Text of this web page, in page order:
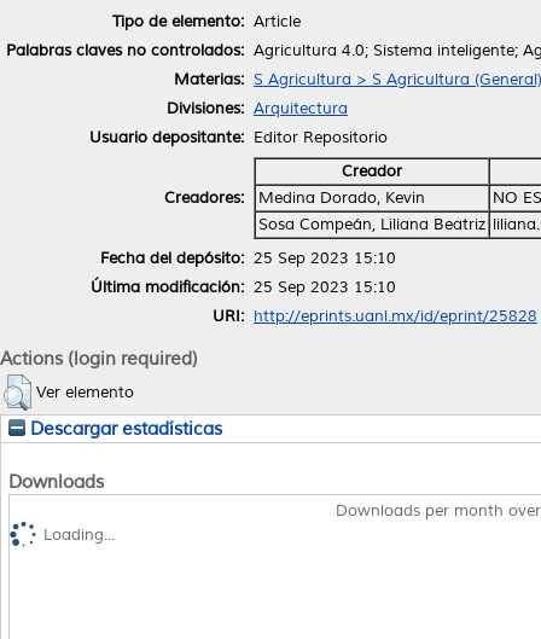
Tipo de elemento: Article
Palabras claves no controlados: Agricultura 4.0; Sistema inteligente;
Materias: S Agricultura > S Agricultura (General)
Divisiones: Arquitectura
Usuario depositante: Editor Repositorio
Creadores:
Creador
Medina Dorado, Kevin
NO
Sosa Compeán, Liliana Beatriz
Fecha del depósito: 25 Sep 2023 15:10
Última modificación: 25 Sep 2023 15:10
URI: http://eprints.uanl.mx/id/eprint/25828
Actions (login required)
Ver elemento
Descargar estadísticas
Downloads
Downloads per month
Loading...